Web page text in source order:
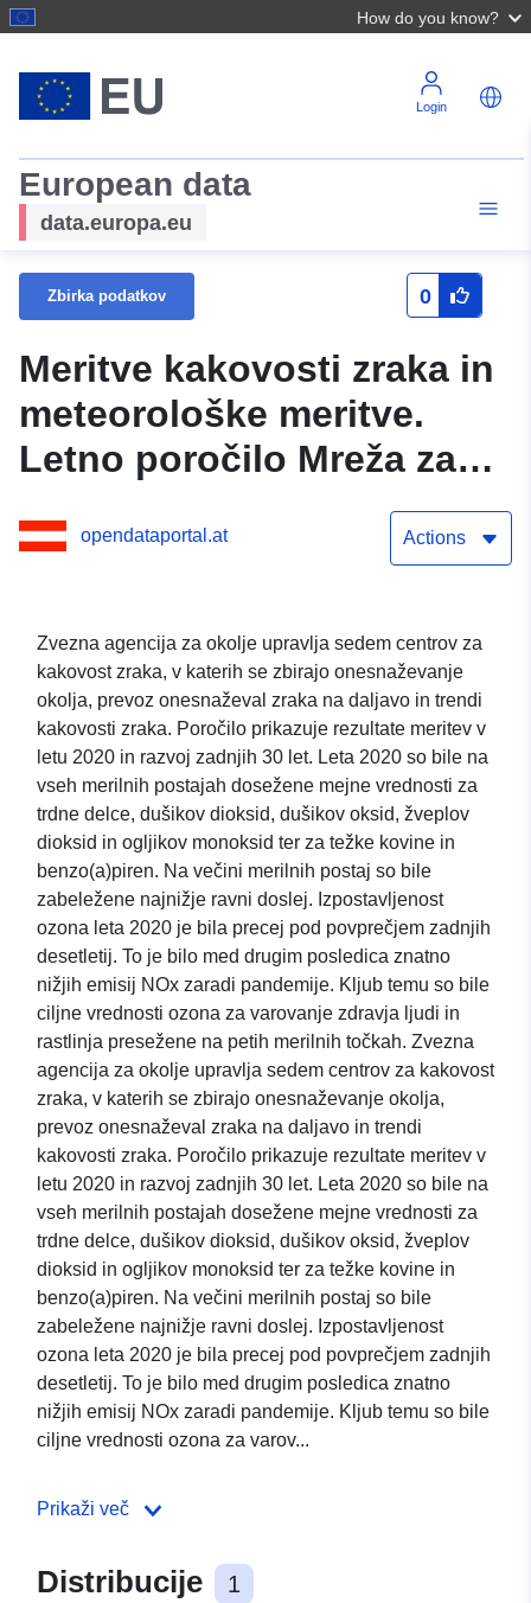
How do you know?
Login
European data
data.europa.eu
Zbirka podatkov 0
Meritve kakovosti zraka in
meteorološke meritve.
Letno poročilo Mreža za
spremljanje ozadja Zvezne
agencije za okolje 2020.
opendataportal.at Actions
Zvezna agencija za okolje upravlja sedem centrov za
kakovost zraka, v katerih se zbirajo onesnaževanje
okolja, prevoz onesnaževal zraka na daljavo in trendi
kakovosti zraka. Poročilo prikazuje rezultate meritev v
letu 2020 in razvoj zadnjih 30 let. Leta 2020 so bile na
vseh merilnih postajah dosežene mejne vrednosti za
trdne delce, dušikov dioksid, dušikov oksid, žveplov
dioksid in ogljikov monoksid ter za težke kovine in
benzo(a)piren. Na večini merilnih postaj so bile
zabeležene najnižje ravni doslej. Izpostavljenost
ozona leta 2020 je bila precej pod povprečjem zadnjih
desetletij. To je bilo med drugim posledica znatno
nižjih emisij NOx zaradi pandemije. Kljub temu so bile
ciljne vrednosti ozona za varovanje zdravja ljudi in
rastlinja presežene na petih merilnih točkah. Zvezna
agencija za okolje upravlja sedem centrov za kakovost
zraka, v katerih se zbirajo onesnaževanje okolja,
prevoz onesnaževal zraka na daljavo in trendi
kakovosti zraka. Poročilo prikazuje rezultate meritev v
letu 2020 in razvoj zadnjih 30 let. Leta 2020 so bile na
vseh merilnih postajah dosežene mejne vrednosti za
trdne delce, dušikov dioksid, dušikov oksid, žveplov
dioksid in ogljikov monoksid ter za težke kovine in
benzo(a)piren. Na večini merilnih postaj so bile
zabeležene najnižje ravni doslej. Izpostavljenost
ozona leta 2020 je bila precej pod povprečjem zadnjih
desetletij. To je bilo med drugim posledica znatno
nižjih emisij NOx zaradi pandemije. Kljub temu so bile
ciljne vrednosti ozona za varov...
Prikaži več
Distribucije 1